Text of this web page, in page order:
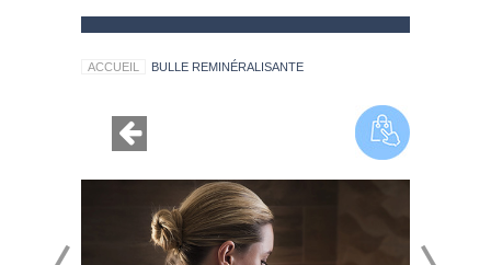
GUIDE CADEAUX
ACCUEIL BULLE REMINÉRALISANTE